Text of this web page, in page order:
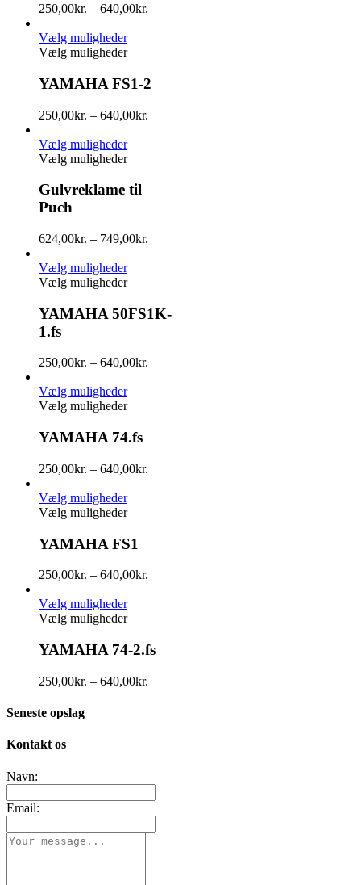
250,00kr. – 640,00kr.
Vælg muligheder
Vælg muligheder
YAMAHA FS1-2
250,00kr. – 640,00kr.
Vælg muligheder
Vælg muligheder
Gulvreklame til
Puch
624,00kr. – 749,00kr.
Vælg muligheder
Vælg muligheder
YAMAHA 50FS1K-
1.fs
250,00kr. – 640,00kr.
Vælg muligheder
Vælg muligheder
YAMAHA 74.fs
250,00kr. – 640,00kr.
Vælg muligheder
Vælg muligheder
YAMAHA FS1
250,00kr. – 640,00kr.
Vælg muligheder
Vælg muligheder
YAMAHA 74-2.fs
250,00kr. – 640,00kr.
Seneste opslag
Kontakt os
Navn:
Email: